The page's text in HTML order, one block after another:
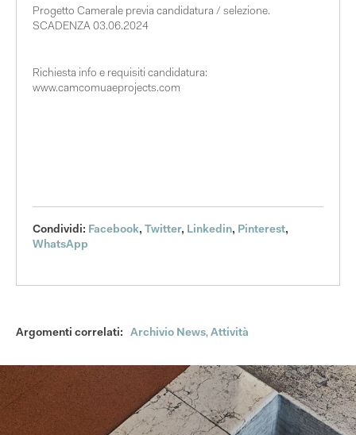
Progetto Camerale previa candidatura / selezione.
SCADENZA 03.06.2024
Richiesta info e requisiti candidatura:
www.camcomuaeprojects.com
Condividi: Facebook, Twitter, Linkedin, Pinterest,
WhatsApp
Argomenti correlati: Archivio News, Attività